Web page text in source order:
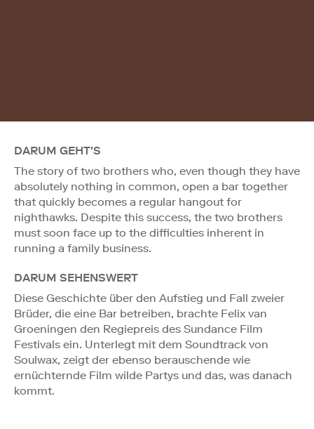
DARUM GEHT'S
The story of two brothers who, even though they have
absolutely nothing in common, open a bar together
that quickly becomes a regular hangout for
nighthawks. Despite this success, the two brothers
must soon face up to the difficulties inherent in
running a family business.
DARUM SEHENSWERT
Diese Geschichte über den Aufstieg und Fall zweier
Brüder, die eine Bar betreiben, brachte Felix van
Groeningen den Regiepreis des Sundance Film
Festivals ein. Unterlegt mit dem Soundtrack von
Soulwax, zeigt der ebenso berauschende wie
ernüchternde Film wilde Partys und das, was danach
kommt.